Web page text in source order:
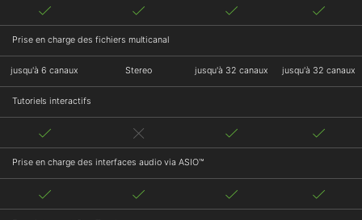
Prise en charge des fichiers multicanal
jusqu'à 6 canaux Stereo jusqu'à 32 canaux jusqu'à 32 canaux
Tutoriels interactifs
Prise en charge des interfaces audio via ASIO™